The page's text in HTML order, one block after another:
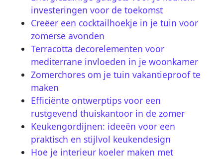
investeringen voor de toekomst
Creëer een cocktailhoekje in je tuin voor
zomerse avonden
Terracotta decorelementen voor
mediterrane invloeden in je woonkamer
Zomerchores om je tuin vakantieproof te
maken
Efficiënte ontwerptips voor een
rustgevend thuiskantoor in de zomer
Keukengordijnen: ideeën voor een
praktisch en stijlvol keukendesign
Hoe je interieur koeler maken met